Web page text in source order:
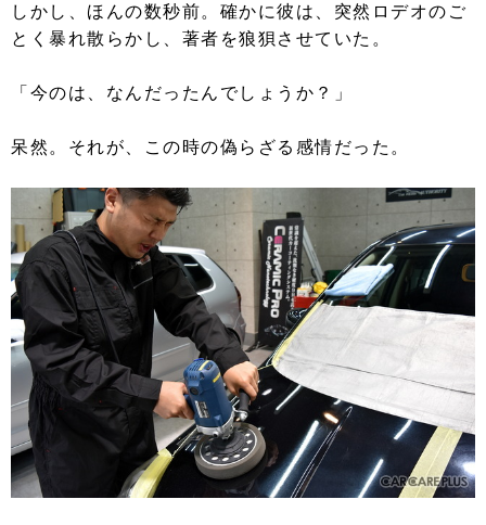
しかし、ほんの数秒前。確かに彼は、突然ロデオのご
とく暴れ散らかし、著者を狼狽させていた。
「今のは、なんだったんでしょうか？」
呆然。それが、この時の偽らざる感情だった。